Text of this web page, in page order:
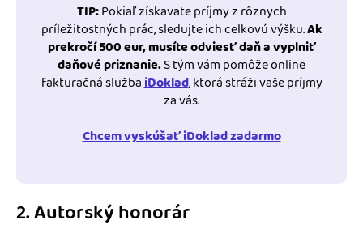
TIP:Pokiaľ získavate príjmy z rôznych
príležitostných prác, sledujte ich celkovú výšku.Ak
prekročí 500 eur, musíte odviesť daň a vyplniť
daňové priznanie.S tým vám pomôže online
fakturačná službaiDoklad, ktorá stráži vaše príjmy
za vás.
Chcem vyskúšať iDoklad zadarmo
2. Autorský honorár